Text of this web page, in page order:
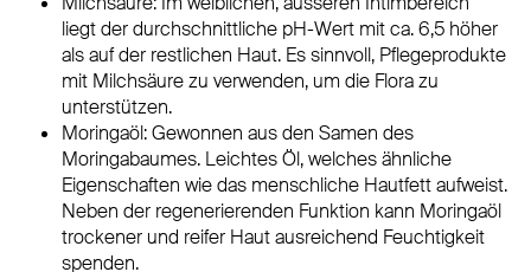
liegt der durchschnittliche pH-Wert mit ca. 6,5 höher
als auf der restlichen Haut. Es sinnvoll, Pflegeprodukte
mit Milchsäure zu verwenden, um die Flora zu
unterstützen.
Moringaöl: Gewonnen aus den Samen des
Moringabaumes. Leichtes Öl, welches ähnliche
Eigenschaften wie das menschliche Hautfett aufweist.
Neben der regenerierenden Funktion kann Moringaöl
trockener und reifer Haut ausreichend Feuchtigkeit
spenden.